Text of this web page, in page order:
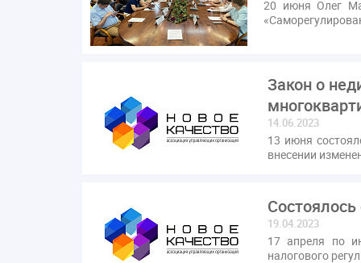
20 июня Олег
Закон о
14.06.2023
13 июня
внесении
19.04.2023
17 апреля по
налогового